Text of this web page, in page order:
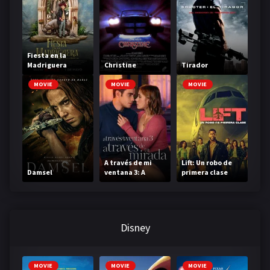
Fiesta en la
Madriguera
Christine Tirador
MOVIE
Damsel
MOVIE
A través de mi
ventana 3: A
través de tu
MOVIE
Lift: Un robo de
primera clase
Disney
MOVIE MOVIE MOVIE